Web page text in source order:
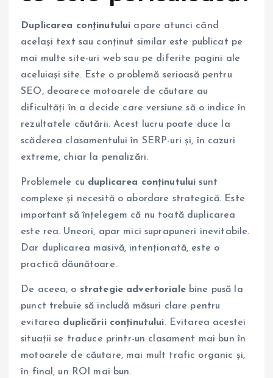
Duplicarea conținutului apare atunci când
același text sau conținut similar este publicat pe
mai multe site-uri web sau pe diferite pagini ale
aceluiași site. Este o problemă serioasă pentru
SEO, deoarece motoarele de căutare au
dificultăți în a decide care versiune să o indice în
rezultatele căutării. Acest lucru poate duce la
scăderea clasamentului în SERP-uri și, în cazuri
extreme, chiar la penalizări.
Problemele cu duplicarea conținutului sunt
complexe și necesită o abordare strategică. Este
important să înțelegem că nu toată duplicarea
este rea. Uneori, apar mici suprapuneri inevitabile.
Dar duplicarea masivă, intenționată, este o
practică dăunătoare.
De aceea, o strategie advertorialebine pusă la
punct trebuie să includă măsuri clare pentru
evitarea duplicării conținutului. Evitarea acestei
situații se traduce printr-un clasament mai bun în
motoarele de căutare, mai mult trafic organic și,
în final, un ROI mai bun.